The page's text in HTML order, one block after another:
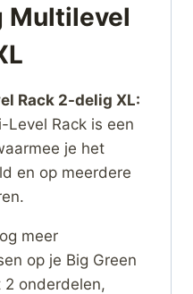
Multilevel
Rack 2-delig XL:
Level Rack is een
je het
en op meerdere
meer
op je Big Green
2 onderdelen,